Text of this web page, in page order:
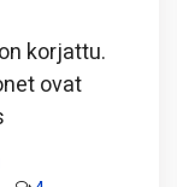
korjattu.
ovat